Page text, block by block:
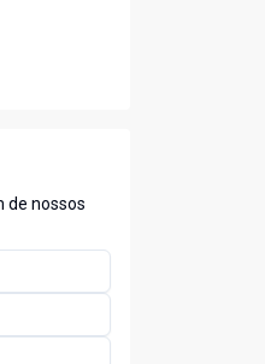
de nossos